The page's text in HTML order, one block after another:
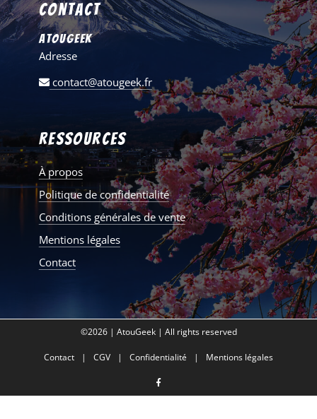
Contact
AtouGeek
Adresse
contact@atougeek.fr
Ressources
À propos
Politique de confidentialité
Conditions générales de vente
Mentions légales
Contact
©2026 | AtouGeek | All rights reserved
Contact CGV Confidentialité Mentions légales
facebook